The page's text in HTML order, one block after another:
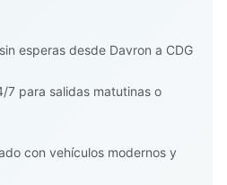
esperas desde Davron a CDG
7 para salidas matutinas o
con vehículos modernos y